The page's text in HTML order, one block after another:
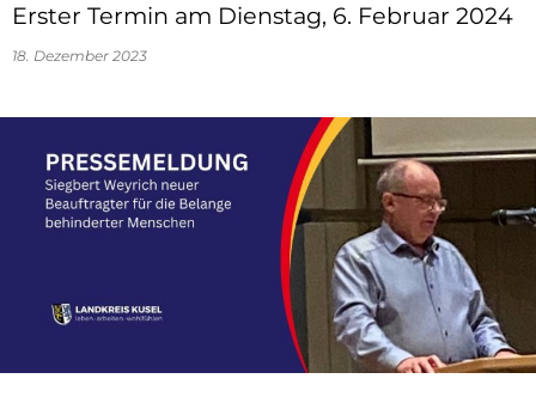
Erster Termin am Dienstag, 6. Februar 2024
18. Dezember 2023